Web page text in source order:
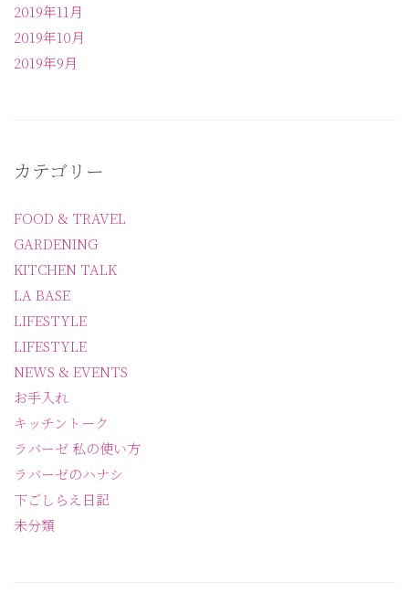
2019年11月
2019年10月
2019年9月
カテゴリー
FOOD & TRAVEL
GARDENING
KITCHEN TALK
LA BASE
LIFESTYLE
LIFESTYLE
NEWS & EVENTS
お手入れ
キッチントーク
ラバーゼ 私の使い方
ラバーゼのハナシ
下ごしらえ日記
未分類